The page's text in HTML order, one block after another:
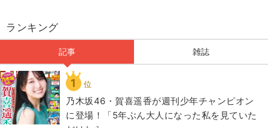
ランキング
記事 雑誌
1 位
乃木坂46・賀喜遥香が週刊少年チャンピオン
に登場！「5年ぶん大人になった私を見ていた